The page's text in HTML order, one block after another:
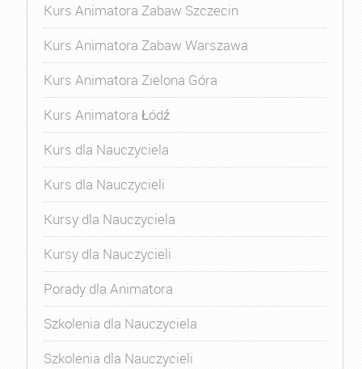
Kurs Animatora Zabaw Szczecin
Kurs Animatora Zabaw Warszawa
Kurs Animatora Zielona Góra
Kurs Animatora Łódź
Kurs dla Nauczyciela
Kurs dla Nauczycieli
Kursy dla Nauczyciela
Kursy dla Nauczycieli
Porady dla Animatora
Szkolenia dla Nauczyciela
Szkolenia dla Nauczycieli